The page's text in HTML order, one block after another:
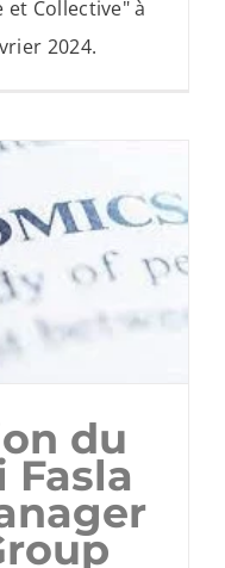
Collective" à
2024.
du
Fasla